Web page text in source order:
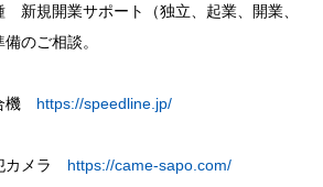
規開業サポート（独立、起業、開業、
のご相談。
機 https://speedline.jp/
カメラ https://came-sapo.com/